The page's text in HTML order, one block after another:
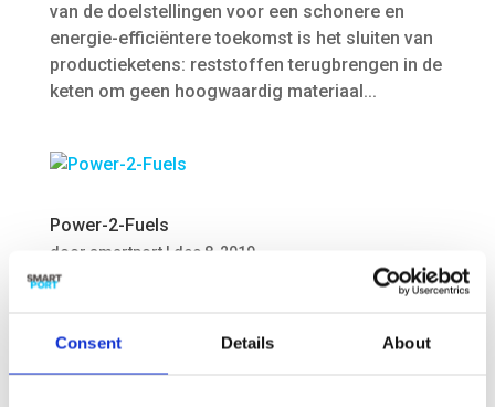
Consent Details About
van de doelstellingen voor een schonere en
energie-efficiëntere toekomst is het sluiten van
productieketens: reststoffen terugbrengen in de
keten om geen hoogwaardig materiaal...
Power-2-Fuels
door smartport| dec 8, 2019
Power-2-Fuels Welke synthetische brandstoffen
wegtransport, scheepvaart en luchtvaart in de
Nederlandse mainports? En hoe kunnen ze,